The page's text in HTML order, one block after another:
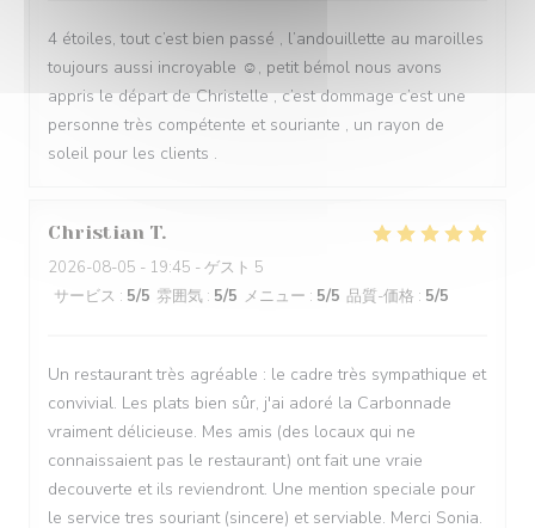
4 étoiles, tout c’est bien passé , l’andouillette au maroilles
toujours aussi incroyable ☺️, petit bémol nous avons
appris le départ de Christelle , c’est dommage c’est une
personne très compétente et souriante , un rayon de
soleil pour les clients .
Christian T
2026-08-05 - 19:45 - ゲスト 5
サービス : 5/5 雰囲気 : 5/5 メニュー : 5/5 品質-価格 : 5/5
Un restaurant très agréable : le cadre très sympathique et
convivial. Les plats bien sûr, j'ai adoré la Carbonnade
vraiment délicieuse. Mes amis (des locaux qui ne
connaissaient pas le restaurant) ont fait une vraie
decouverte et ils reviendront. Une mention speciale pour
le service tres souriant (sincere) et serviable. Merci Sonia.